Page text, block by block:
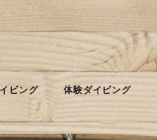
ビング 体験ダイビング